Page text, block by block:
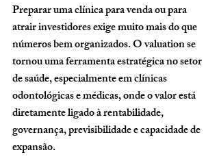
Preparar uma clínica para venda ou para
atrair investidores exige muito mais do que
números bem organizados. O valuation se
tornou uma ferramenta estratégica no setor
de saúde, especialmente em clínicas
odontológicas e médicas, onde o valor está
diretamente ligado à rentabilidade,
governança, previsibilidade e capacidade de
expansão.